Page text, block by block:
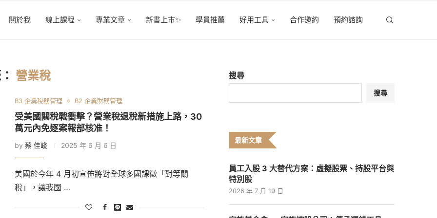
關於我 線上課程 專業文章 新書上市✨ 學員推薦 好用工具 合作邀約 預約諮詢
營業稅
B3 企業稅務管理 B2 企業財務管理
受美國關稅戰衝擊？營業稅退稅新措施上路，30
萬元內免逐案報部核准！
by 蔡 佳峻 2025 年 6 月 6 日
美國於今年 4 月初宣佈將對全球多國課徵「對等關
稅」，讓我國 …
搜尋
搜尋
最新文章
員工入股 3 大替代方案：虛擬股票、持股平台與
特別股
2026 年 7 月 19 日